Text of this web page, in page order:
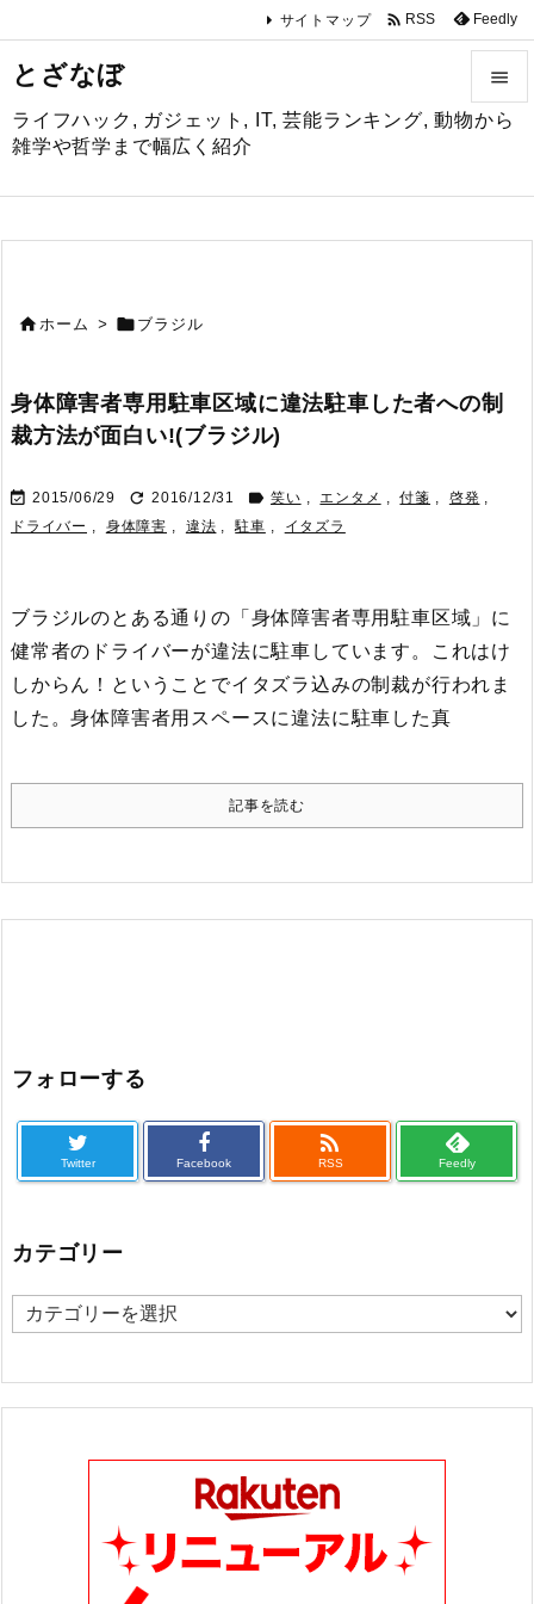
とざなぼ
ライフハック, ガジェット, IT, 芸能ランキング, 動物から
雑学や哲学まで幅広く紹介




サイトマップ  RSS Feedly
ホーム >  ブラジル
身体障害者専用駐車区域に違法駐車した者への制
裁方法が面白い!(ブラジル)
 2015/06/29  2016/12/31  笑い , エンタメ , 付箋 , 啓発 ,
ドライバー , 身体障害 , 違法 , 駐車 , イタズラ
ブラジルのとある通りの「身体障害者専用駐車区域」に
健常者のドライバーが違法に駐車しています。
これはけ
しからん！ということでイタズラ込みの制裁が行われま
した。身体障害者用スペースに違法に駐車した真
記事を読む
フォローする
Twitter Facebook

RSS Feedly
カテゴリー
カ
ゴ